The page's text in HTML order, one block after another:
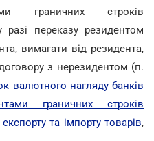
граничних строків
переказу резидентом
вимагати від резидента,
з нерезидентом (п.
валютного нагляду банків
граничних строків
та імпорту товарів,